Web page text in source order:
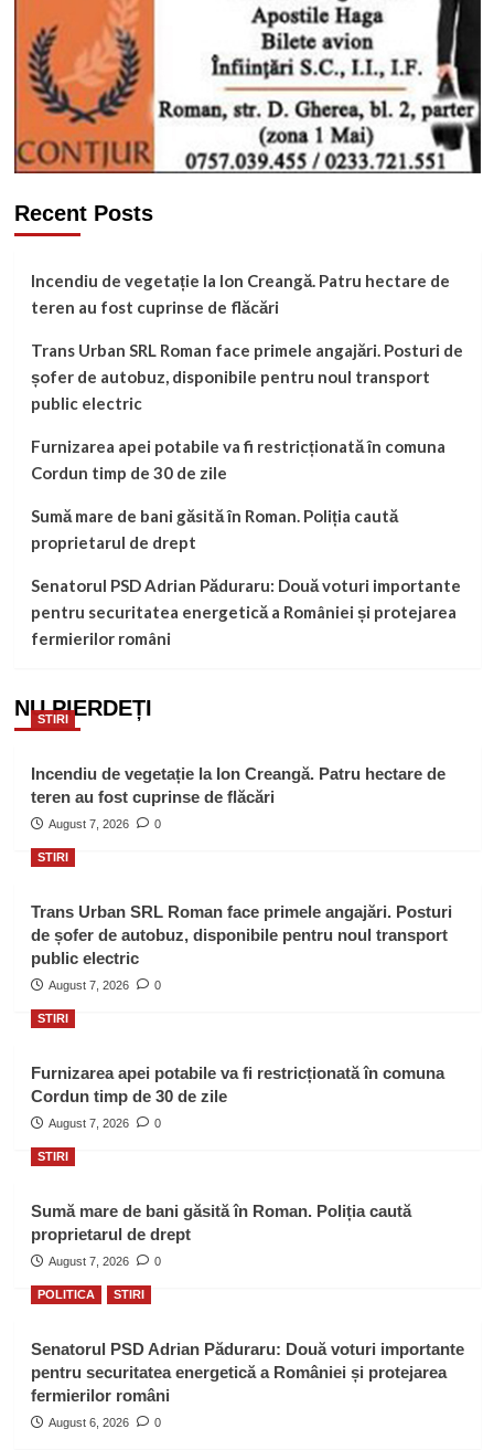
Recent Posts
Incendiu de vegetație la Ion Creangă. Patru hectare de
teren au fost cuprinse de flăcări
Trans Urban SRL Roman face primele angajări. Posturi de
șofer de autobuz, disponibile pentru noul transport
public electric
Furnizarea apei potabile va fi restricționată în comuna
Cordun timp de 30 de zile
Sumă mare de bani găsită în Roman. Poliția caută
proprietarul de drept
Senatorul PSD Adrian Păduraru: Două voturi importante
pentru securitatea energetică a României și protejarea
fermierilor români
NU PIERDEȚI
STIRI
Incendiu de vegetație la Ion Creangă. Patru hectare de
teren au fost cuprinse de flăcări
August 7, 2026 0
STIRI
Trans Urban SRL Roman face primele angajări. Posturi
de șofer de autobuz, disponibile pentru noul transport
public electric
August 7, 2026 0
STIRI
Furnizarea apei potabile va fi restricționată în comuna
Cordun timp de 30 de zile
August 7, 2026 0
STIRI
Sumă mare de bani găsită în Roman. Poliția caută
proprietarul de drept
August 7, 2026 0
POLITICA STIRI
Senatorul PSD Adrian Păduraru: Două voturi importante
pentru securitatea energetică a României și protejarea
fermierilor români
August 6, 2026 0